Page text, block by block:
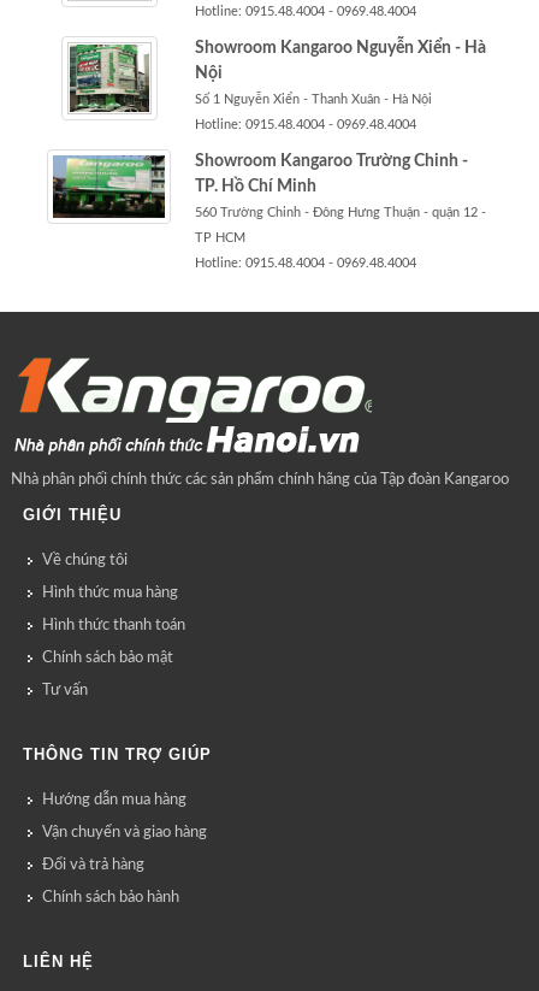
Hotline: 0915.48.4004 - 0969.48.4004
Showroom Kangaroo Nguyễn Xiển - Hà
Nội
Số 1 Nguyễn Xiển - Thanh Xuân - Hà Nội
Hotline: 0915.48.4004 - 0969.48.4004
Showroom Kangaroo Trường Chinh -
TP. Hồ Chí Minh
560 Trường Chinh - Đông Hưng Thuận - quận 12 -
TP HCM
Hotline: 0915.48.4004 - 0969.48.4004
Nhà phân phối chính thức các sản phẩm chính hãng của Tập đoàn Kangaroo
GIỚI THIỆU
Về chúng tôi
Hình thức mua hàng
Hình thức thanh toán
Chính sách bảo mật
Tư vấn
THÔNG TIN TRỢ GIÚP
Hướng dẫn mua hàng
Vận chuyển và giao hàng
Đổi và trả hàng
Chính sách bảo hành
LIÊN HỆ